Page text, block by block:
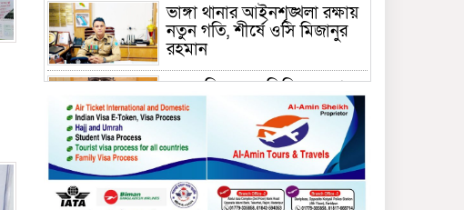
ভাঙ্গা থানার আইনশৃঙ্খলা রক্ষায়
নতুন গতি, শীর্ষে ওসি মিজানুর
রহমান
ময়মনসিংহের অতিরিক্ত জেলা
প্রশাসক (রাজস্ব) আজিম উদ্দিন
ভূমি মন্ত্রণালয়ে পদায়ন
সাবেক এমপির প্রেস সেক্রেটারি
রফিকের ক্ষমতার দাপট ও গণ-
অসন্তোষের তথ্য গায়েব করে